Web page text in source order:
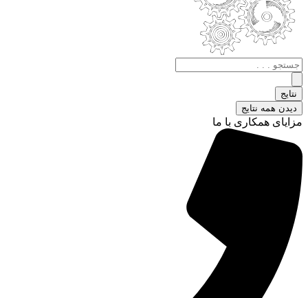
جستجو
.
.
.
نتایج
دیدن همه نتایج
مزایای همکاری با ما